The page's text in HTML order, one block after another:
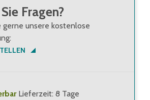
Fragen?
gerne unsere kostenlose
Lieferzeit: 8 Tage